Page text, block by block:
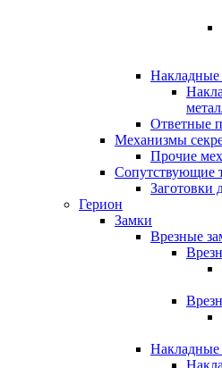
Накладные
Ответные
Механизмы
Прочие
Сопутствующие
Заготовки
Герион
Замки
Врезные
Накладные